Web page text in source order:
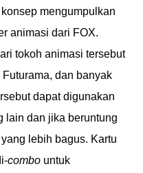
mengumpulkan
animasi dari FOX.
tokoh animasi tersebut
dan banyak
dapat digunakan
lain dan jika beruntung
lebih bagus. Kartu
combo untuk